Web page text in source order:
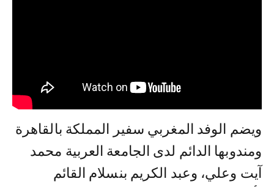
ويضم الوفد المغربي سفير المملكة بالقاهرة
ومندوبها الدائم لدى الجامعة العربية محمد
آيت وعلي، وعبد الكريم بنسلام القائم